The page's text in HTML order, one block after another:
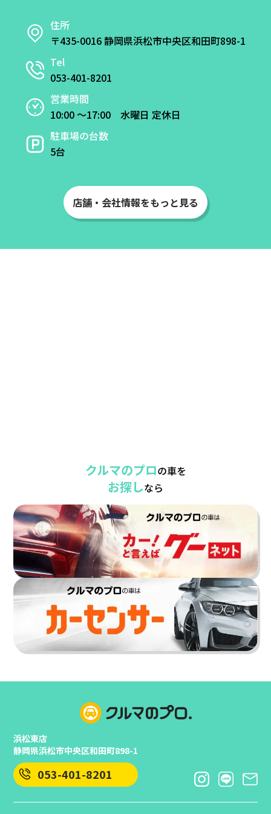
住所
〒435-0016 静岡県浜松市中央区和田町898-1
Tel
053-401-8201
営業時間
10:00 ～17:00 水曜日 定休日
駐車場の台数
5台
店舗・会社情報をもっと見る
クルマのプロの車を
お探しなら
浜松東店
静岡県浜松市中央区和田町898-1
053-401-8201